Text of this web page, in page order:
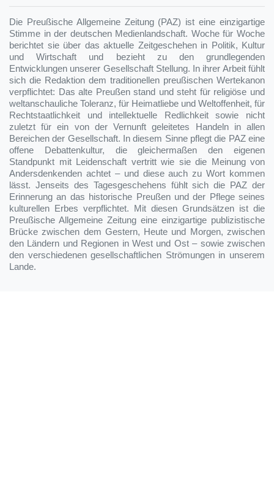
Die Preußische Allgemeine Zeitung (PAZ) ist eine einzigartige
Stimme in der deutschen Medienlandschaft. Woche für Woche
berichtet sie über das aktuelle Zeitgeschehen in Politik, Kultur
und Wirtschaft und bezieht zu den grundlegenden
Entwicklungen unserer Gesellschaft Stellung. In ihrer Arbeit fühlt
sich die Redaktion dem traditionellen preußischen Wertekanon
verpflichtet: Das alte Preußen stand und steht für religiöse und
weltanschauliche Toleranz, für Heimatliebe und Weltoffenheit, für
Rechtstaatlichkeit und intellektuelle Redlichkeit sowie nicht
zuletzt für ein von der Vernunft geleitetes Handeln in allen
Bereichen der Gesellschaft. In diesem Sinne pflegt die PAZ eine
offene Debattenkultur, die gleichermaßen den eigenen
Standpunkt mit Leidenschaft vertritt wie sie die Meinung von
Andersdenkenden achtet – und diese auch zu Wort kommen
lässt. Jenseits des Tagesgeschehens fühlt sich die PAZ der
Erinnerung an das historische Preußen und der Pflege seines
kulturellen Erbes verpflichtet. Mit diesen Grundsätzen ist die
Preußische Allgemeine Zeitung eine einzigartige publizistische
Brücke zwischen dem Gestern, Heute und Morgen, zwischen
den Ländern und Regionen in West und Ost – sowie zwischen
den verschiedenen gesellschaftlichen Strömungen in unserem
Lande.